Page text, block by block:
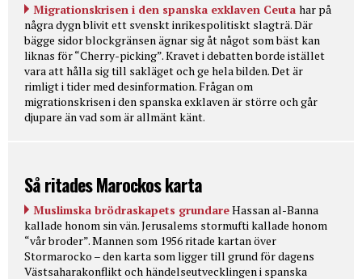
Migrationskrisen i den spanska exklaven Ceuta har på
några dygn blivit ett svenskt inrikespolitiskt slagträ. Där
bägge sidor blockgränsen ägnar sig åt något som bäst kan
liknas för “Cherry-picking”. Kravet i debatten borde istället
vara att hålla sig till sakläget och ge hela bilden. Det är
rimligt i tider med desinformation. Frågan om
migrationskrisen i den spanska exklaven är större och går
djupare än vad som är allmänt känt.
Så ritades Marockos karta
Muslimska brödraskapets grundareHassan al-Banna
kallade honom sin vän. Jerusalems stormufti kallade honom
“vår broder”. Mannen som 1956 ritade kartan över
Stormarocko – den karta som ligger till grund för dagens
Västsaharakonflikt och händelseutvecklingen i spanska